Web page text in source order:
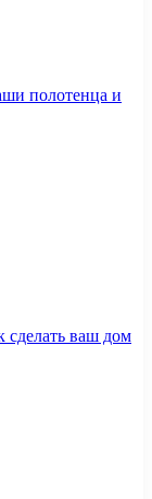
полотенца и
ваш дом